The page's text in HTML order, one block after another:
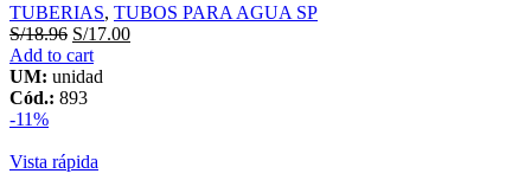
TUBERIAS, TUBOS PARA AGUA SP
S/18.96 S/17.00
Add to cart
UM: unidad
Cód.: 893
-11%
Vista rápida